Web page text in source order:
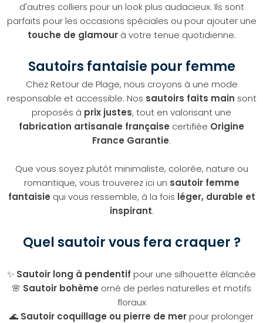
d'autres colliers pour un look plus audacieux. Ils sont
parfaits pour les occasions spéciales ou pour ajouter une
touche de glamourà votre tenue quotidienne.
Sautoirs fantaisie pour femme
Chez Retour de Plage, nous croyons à une mode
responsable et accessible. Nos sautoirs faits main sont
proposés à prix justes, tout en valorisant une
fabrication artisanale française certifiée Origine
France Garantie.
Que vous soyez plutôt minimaliste, colorée, nature ou
romantique, vous trouverez ici un sautoir femme
fantaisie qui vous ressemble, à la fois léger, durable et
inspirant.
Quel sautoir vous fera craquer ?
✨ Sautoir long à pendentif pour une silhouette élancée
🌸 Sautoir bohème orné de perles naturelles et motifs
floraux
🌊 Sautoir coquillage ou pierre de merpour prolonger